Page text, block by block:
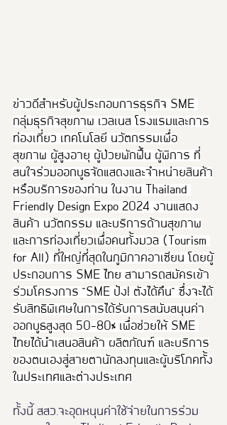
ข่าวดีสำหรับผู้ประกอบการธุรกิจ SME
กลุ่มธุรกิจสุขภาพ เวลเนส โรงแรมและการ
ท่องเที่ยว เทคโนโลยี นวัตกรรมเพื่อ
สุขภาพ ผู้สูงอายุ ผู้ป่วยพักฟื้น ผู้พิการ ที่
สนใจร่วมออกบูธจัดแสดงและจำหน่ายสินค้า
หรือบริการของท่าน ในงาน Thailand
Friendly Design Expo 2024 งานแสดง
สินค้า นวัตกรรม และบริการด้านสุขภาพ
และการท่องเที่ยวเพื่อคนทั้งมวล (Tourism
for All) ที่ใหญ่ที่สุดในภูมิภาคอาเซียน โดยผู้
ประกอบการ SME ไทย สามารถสมัครเข้า
ร่วมโครงการ "SME ปัง! ตังได้คืน" ซึ่งจะได้
รับสิทธิพิเศษในการได้รับการสนับสนุนค่า
ออกบูธสูงสุด 50-80% เพื่อช่วยให้ SME
ไทยได้นำเสนอสินค้า ผลิตภัณฑ์ และบริการ
ของตนเองสู่สายตานักลงทุนและผู้บริโภคทั้ง
ในประเทศและต่างประเทศ
ทั้งนี้ สสว.จะอุดหนุนค่าใช้จ่ายในการร่วม